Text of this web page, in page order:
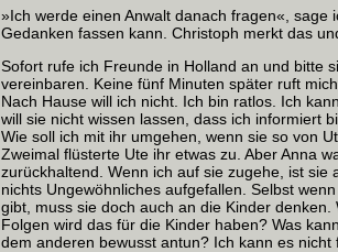
»Ich werde einen Anwalt danach fragen«,
Gedanken fassen kann. Christoph merkt das
Sofort rufe ich Freunde in Holland an und bitte
vereinbaren. Keine fünf Minuten später ruft
Nach Hause will ich nicht. Ich bin ratlos. Ich
will sie nicht wissen lassen, dass ich informiert
Wie soll ich mit ihr umgehen, wenn sie so von
Zweimal flüsterte Ute ihr etwas zu. Aber Anna
zurückhaltend. Wenn ich auf sie zugehe, ist
nichts Ungewöhnliches aufgefallen. Selbst
gibt, muss sie doch auch an die Kinder
Folgen wird das für die Kinder haben? Was
dem anderen bewusst antun? Ich kann es nicht